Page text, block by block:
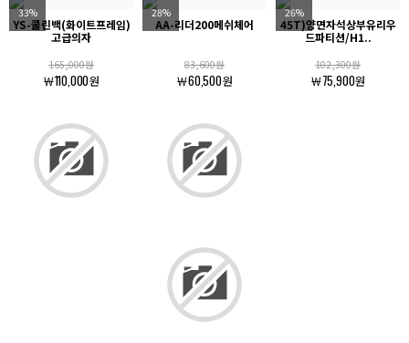
33%
YS-쿨린백(화이트프레임)
고급의자
165,000원
￦110,000원
28%
AA-리더200메쉬체어
83,600원
￦60,500원
26%
45T)양면자석상부유리우
드파티션/H1..
102,300원
￦75,900원